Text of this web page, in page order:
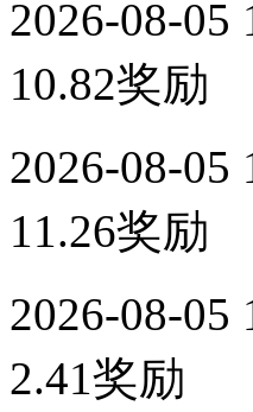
2026-08-05
10.82奖励
2026-08-05
11.26奖励
2026-08-05
2.41奖励